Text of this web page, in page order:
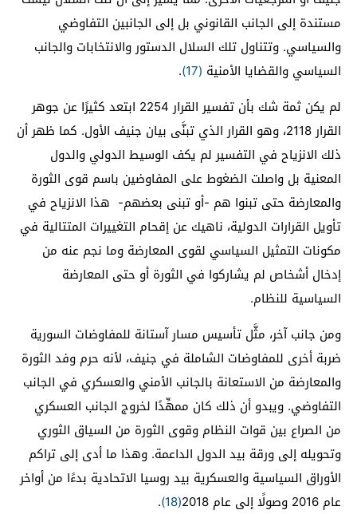
مستندة إلى الجانب القانوني بل إلى الجانبين التفاوضي
والسياسي. وتتناول تلك السلال الدستور والانتخابات والجانب
السياسي والقضايا الأمنية (17)
.
لم يكن ثمة شك بأن تفسير القرار 2254 ابتعد كثيرًا عن جوهر
القرار 2118، وهو القرار الذي تبنَّى بيان جنيف الأول. كما ظهر أن
ذلك الانزياح في التفسير لم يكف الوسيط الدولي والدول
المعنية بل واصلت الضغوط على المفاوضين باسم قوى الثورة
والمعارضة حتى تبنوا هم -أو تبنى بعضهم- هذا الانزياح في
تأويل القرارات الدولية، ناهيك عن إقحام التغييرات المتتالية في
مكونات التمثيل السياسي لقوى المعارضة وما نجم عنه من
إدخال أشخاص لم يشاركوا في الثورة أو حتى المعارضة
السياسية للنظام.
ومن جانب آخر، مثَّل تأسيس مسار آستانة للمفاوضات السورية
ضربة أخرى للمفاوضات الشاملة في جنيف، لأنه حرم وفد الثورة
والمعارضة من الاستعانة بالجانب الأمني والعسكري في الجانب
التفاوضي. ويبدو أن ذلك كان ممهِّدًا لخروج الجانب العسكري
من الصراع بين قوات النظام وقوى الثورة من السياق الثوري
وتحويله إلى ورقة بيد الدول الداعمة. وهذا ما أدى إلى تراكم
الأوراق السياسية والعسكرية بيد روسيا الاتحادية بدءًا من أواخر
عام 2016 وصولًا إلى عام 2018
(18)
.